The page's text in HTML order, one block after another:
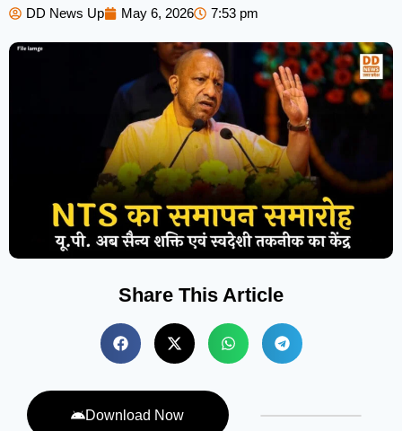
DD News Up May 6, 2026 7:53 pm
Share This Article
Download Now